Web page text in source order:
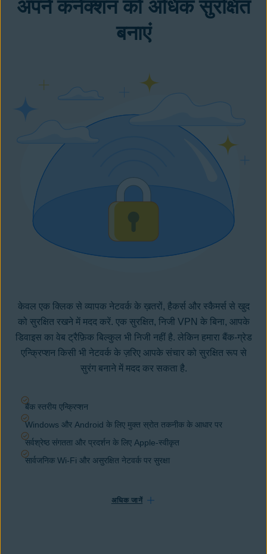
अपने कनेक्शन को अधिक सुरक्षित
बनाएं
केवल एक क्लिक से व्यापक नेटवर्क के ख़तरों, हैकर्सऔर स्कैमर्स से खुद
को सुरक्षित रखने में मदद करें. एक सुरक्षित, निजी VPN के बिना, आपके
डिवाइस का वेब ट्रैफ़िक बिल्कुल भी निजी नहीं है. लेकिन हमारा बैंक-ग्रेड
एन्क्रिप्शनकिसी भी नेटवर्क के ज़रिए आपके संचार को सुरक्षित रूप से
सुरंग बनाने में मदद कर सकता है.
बैंक स्तरीय एन्क्रिप्शन
Windows और Android के लिए मुक्त स्रोत तकनीक के आधार पर
सर्वश्रेष्ठ संगतता और प्रदर्शन के लिए Apple-स्वीकृत
सार्वजनिक Wi-Fi और असुरक्षित नेटवर्क पर सुरक्षा
अधिक जानें